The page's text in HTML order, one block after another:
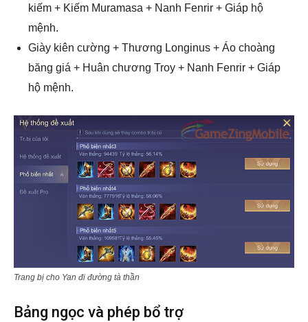
kiếm + Kiếm Muramasa + Nanh Fenrir + Giáp hộ
mệnh.
Giày kiên cường + Thương Longinus + Áo choàng
băng giá + Huân chương Troy + Nanh Fenrir + Giáp
hộ mệnh.
Trang bị cho Yan đi đường tà thần
Bảng ngọc và phép bổ trợ